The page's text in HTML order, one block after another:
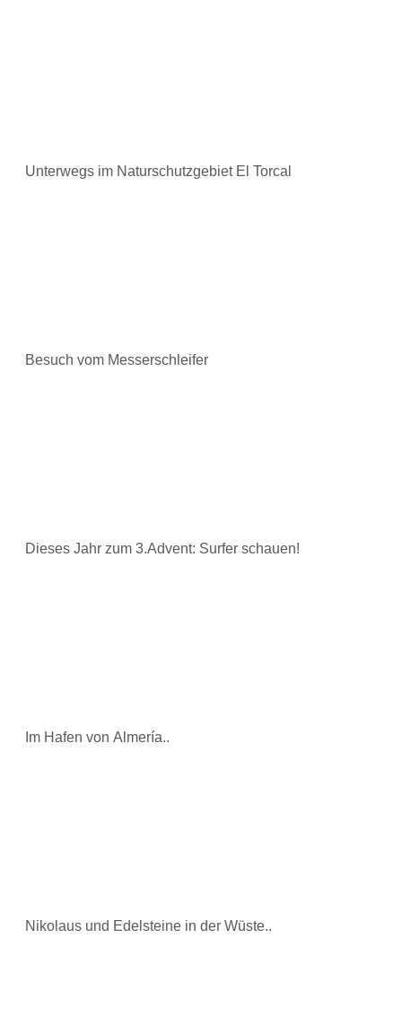
Unterwegs im Naturschutzgebiet El Torcal
Besuch vom Messerschleifer
Dieses Jahr zum 3.Advent: Surfer schauen!
Im Hafen von Almería..
Nikolaus und Edelsteine in der Wüste..